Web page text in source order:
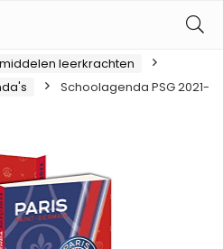
leerkrachten
Schoolagenda PSG 2021-